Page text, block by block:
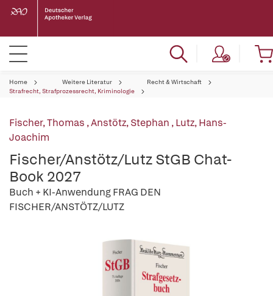
Home Weitere Literatur
Recht & Wirtschaft
Strafrecht, Strafprozessrecht, Kriminologie
Fischer, Thomas ,Anstötz, Stephan ,Lutz, Hans-
Joachim
Fischer/Anstötz/Lutz StGB Chat-
Book 2027
Buch + KI-Anwendung FRAG DEN
FISCHER/ANSTÖTZ/LUTZ